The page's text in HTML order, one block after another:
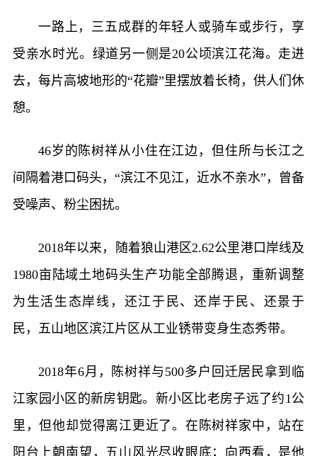
一路上，三五成群的年轻人或骑车或步行，享
受亲水时光。绿道另一侧是20公顷滨江花海。走进
去，每片高坡地形的“花瓣”里摆放着长椅，供人们休
憩。
46岁的陈树祥从小住在江边，但住所与长江之
间隔着港口码头，“滨江不见江，近水不亲水”，曾备
受噪声、粉尘困扰。
2018年以来，随着狼山港区2.62公里港口岸线及
1980亩陆域土地码头生产功能全部腾退，重新调整
为生活生态岸线，还江于民、还岸于民、还景于
民，五山地区滨江片区从工业锈带变身生态秀带。
2018年6月，陈树祥与500多户回迁居民拿到临
江家园小区的新房钥匙。新小区比老房子远了约1公
里，但他却觉得离江更近了。在陈树祥家中，站在
阳台上朝南望，五山风光尽收眼底；向西看，是他